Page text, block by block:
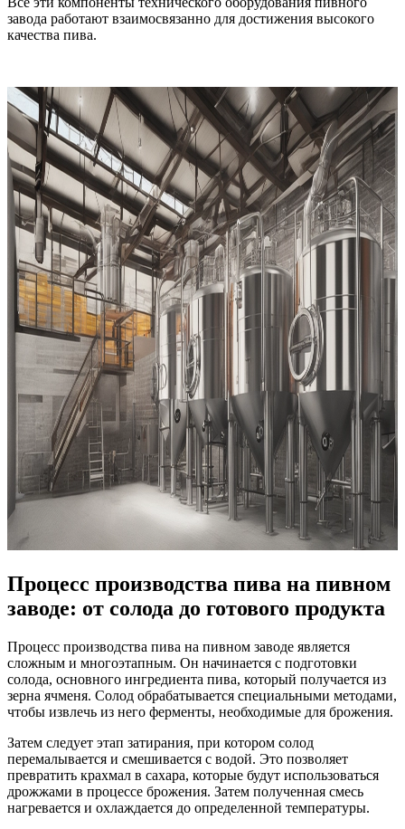
завода работают взаимосвязанно для достижения высокого
качества пива.
Процесс производства пива на пивном
заводе: от солода до готового продукта
Процесс производства пива на пивном заводе является
сложным и многоэтапным. Он начинается с подготовки
солода, основного ингредиента пива, который получается из
зерна ячменя. Солод обрабатывается специальными методами,
чтобы извлечь из него ферменты, необходимые для брожения.
Затем следует этап затирания, при котором солод
перемалывается и смешивается с водой. Это позволяет
превратить крахмал в сахара, которые будут использоваться
дрожжами в процессе брожения. Затем полученная смесь
нагревается и охлаждается до определенной температуры.